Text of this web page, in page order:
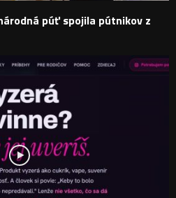
púť spojila pútnikov z